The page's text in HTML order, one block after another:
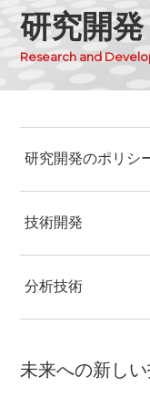
研究開発
未来への新しい
研究開発のポリシ
技術開発
分析技術